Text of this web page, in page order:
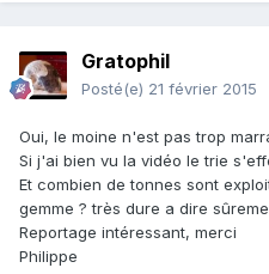
Gratophil
Posté(e) 21 février 2015
Oui, le moine n'est pas trop
Si j'ai bien vu la vidéo le trie
Et combien de tonnes sont
gemme ? très dure a dire
Reportage intéressant, merci
Philippe